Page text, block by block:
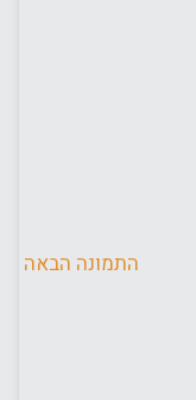
התמונה הבאה